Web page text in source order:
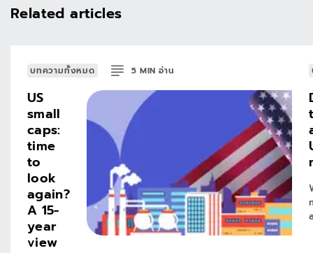
Related articles
บทความทั้งหมด 5 MINอ่าน
US
small
caps:
time
to
look
again?
A 15-
year
view